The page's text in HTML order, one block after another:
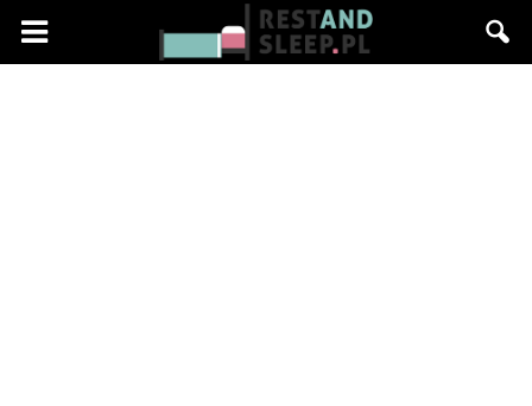
Restandsleep.pl